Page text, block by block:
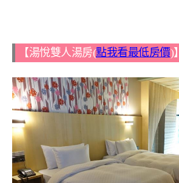
【湯悅雙人湯房(點我看最低房價)】